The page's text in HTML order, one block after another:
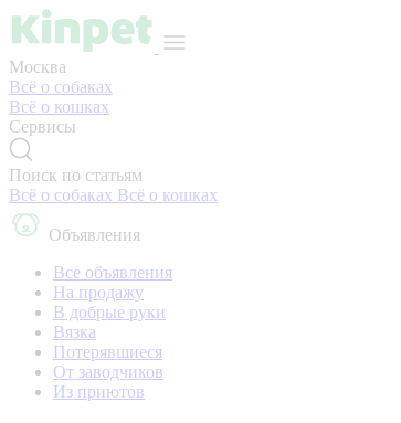
Москва
Всё о собаках
Всё о кошках
Сервисы
Поиск по статьям
Всё о собаках Всё о кошках
Объявления
Все объявления
На продажу
В добрые руки
Вязка
Потерявшиеся
От заводчиков
Из приютов